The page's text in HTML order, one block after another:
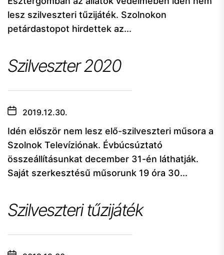
lesz szilveszteri tűzijáték. Szolnokon
petárdastopot hirdettek az...
Szilveszter 2020
2019.12.30.
Idén először nem lesz elő-szilveszteri műsora a
Szolnok Televíziónak. Évbúcsúztató
összeállításunkat december 31-én láthatják.
Saját szerkesztésű műsorunk 19 óra 30...
Szilveszteri tűzijáték